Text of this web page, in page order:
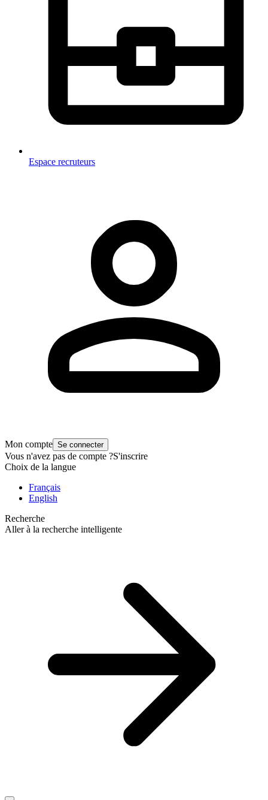
Espace recruteurs
Mon compte Se connecter
Vous n'avez pas de compte ?S'inscrire
Choix de la langue
Français
English
Recherche
Aller à la recherche intelligente